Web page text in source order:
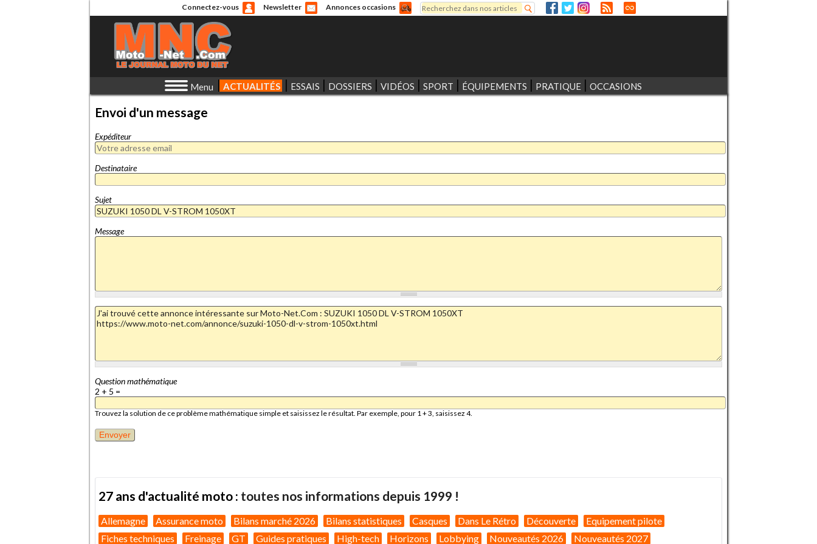
Connectez-vous Newsletter Annonces occasions
Formulaire de recherche
Rechercher
Menu ACTUALITÉS ESSAIS DOSSIERS VIDÉOS SPORT ÉQUIPEMENTS PRATIQUE OCCASIONS
Envoi d'un message
Expéditeur
Destinataire
Sujet
Message
Question mathématique
2 + 5 =
Trouvez la solution de ce problème mathématique simple et saisissez le résultat. Par exemple, pour 1 + 3, saisissez 4.
27 ans d'actualité moto : toutes nos informations depuis 1999 !
Allemagne Assurance moto Bilans marché 2026 Bilans statistiques Casques Dans Le Rétro Découverte
Equipement pilote
Fiches techniques
Freinage GT Guides pratiques High-tech Horizons Lobbying Nouveautés 2026 Nouveautés 2027